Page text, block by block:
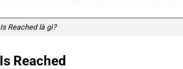
Reached là gì?
Reached